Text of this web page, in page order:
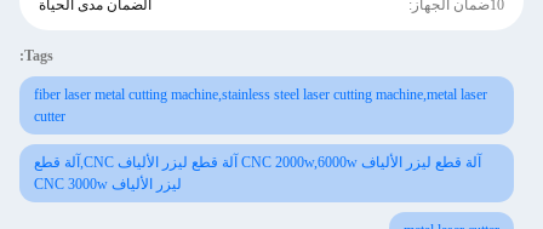
10ضمان الجهاز: الضمان مدى الحياة
Tags:
fiber laser metal cutting machine,stainless steel laser cutting machine,metal laser
cutter
آلة قطع ليزر الألياف CNC 2000w,6000w آلة قطع ليزر الألياف CNC,آلة قطع
ليزر الألياف CNC 3000w